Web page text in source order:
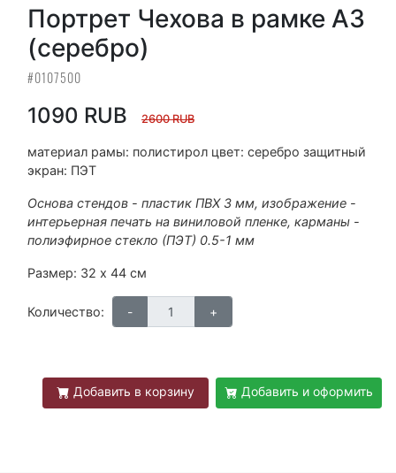
Портрет Чехова в рамке А3
(серебро)
#0107500
1090 RUB 2600 RUB
материал рамы: полистирол цвет: серебро защитный
экран: ПЭТ
Основа стендов - пластик ПВХ 3 мм, изображение -
интерьерная печать на виниловой пленке, карманы -
полиэфирное стекло (ПЭТ) 0.5-1 мм
Размер: 32 х 44 см
Количество:
Добавить в корзину Добавить и оформить